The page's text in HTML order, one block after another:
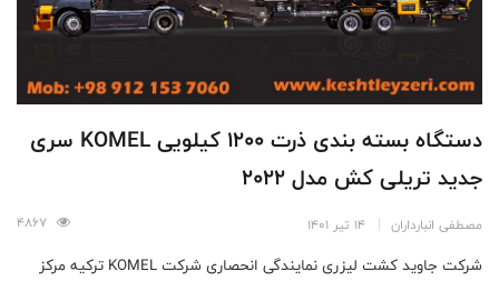
دستگاه بسته بندی ذرت 1200 کیلویی KOMEL سری
جدید تریلی کش مدل 2022
مصطفی انبارداران 14 تیر 1401
شرکت جاوید کشت لیزری نمایندگی انحصاری شرکت KOMEL ترکیه مرکز